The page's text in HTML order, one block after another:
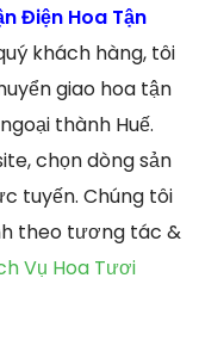
Điện Hoa Tận
khách hàng, tôi
giao hoa tận
thành Huế.
chọn dòng sản
tuyến. Chúng tôi
theo tương tác &
Vụ Hoa Tươi